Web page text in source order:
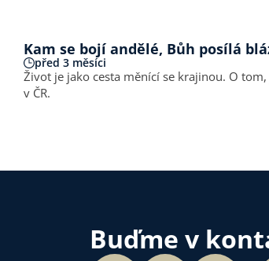
Kam se bojí andělé, Bůh posílá
před 3 měsíci
Život je jako cesta měnící se krajinou. O
v ČR.
Buďme v